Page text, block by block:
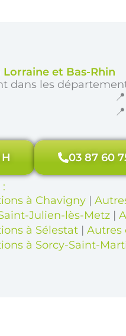
Lorraine et Bas-Rhin
dans les
03 87 60
à Chavigny |
Julien-lès-Metz |
à Sélestat |Autres
à Sorcy-Saint-